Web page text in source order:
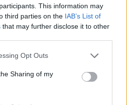
This information may
third parties on the IAB’s List of
that may further disclose it to other
Opt Outs
Sharing of my
che corrispondono ad una
quadri per abitante, secondo una
Ma con l’arrivo delle alte temperature
degli incendi nei boschi è stata
di inserire anche che possono
– determinante per l’ambiente e
in un Paese come l’Italia dove più di